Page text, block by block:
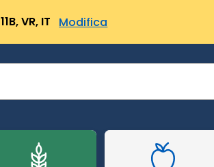
VR, IT Modifica